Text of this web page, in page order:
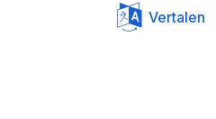
Vertalen